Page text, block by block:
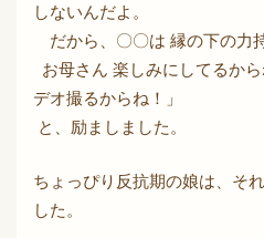
しないんだよ。
だから、〇〇は 縁の下の力
お母さん 楽しみにしてるか
デオ撮るからね！」
と、励ましました。
ちょっぴり反抗期の娘は、そ
した。